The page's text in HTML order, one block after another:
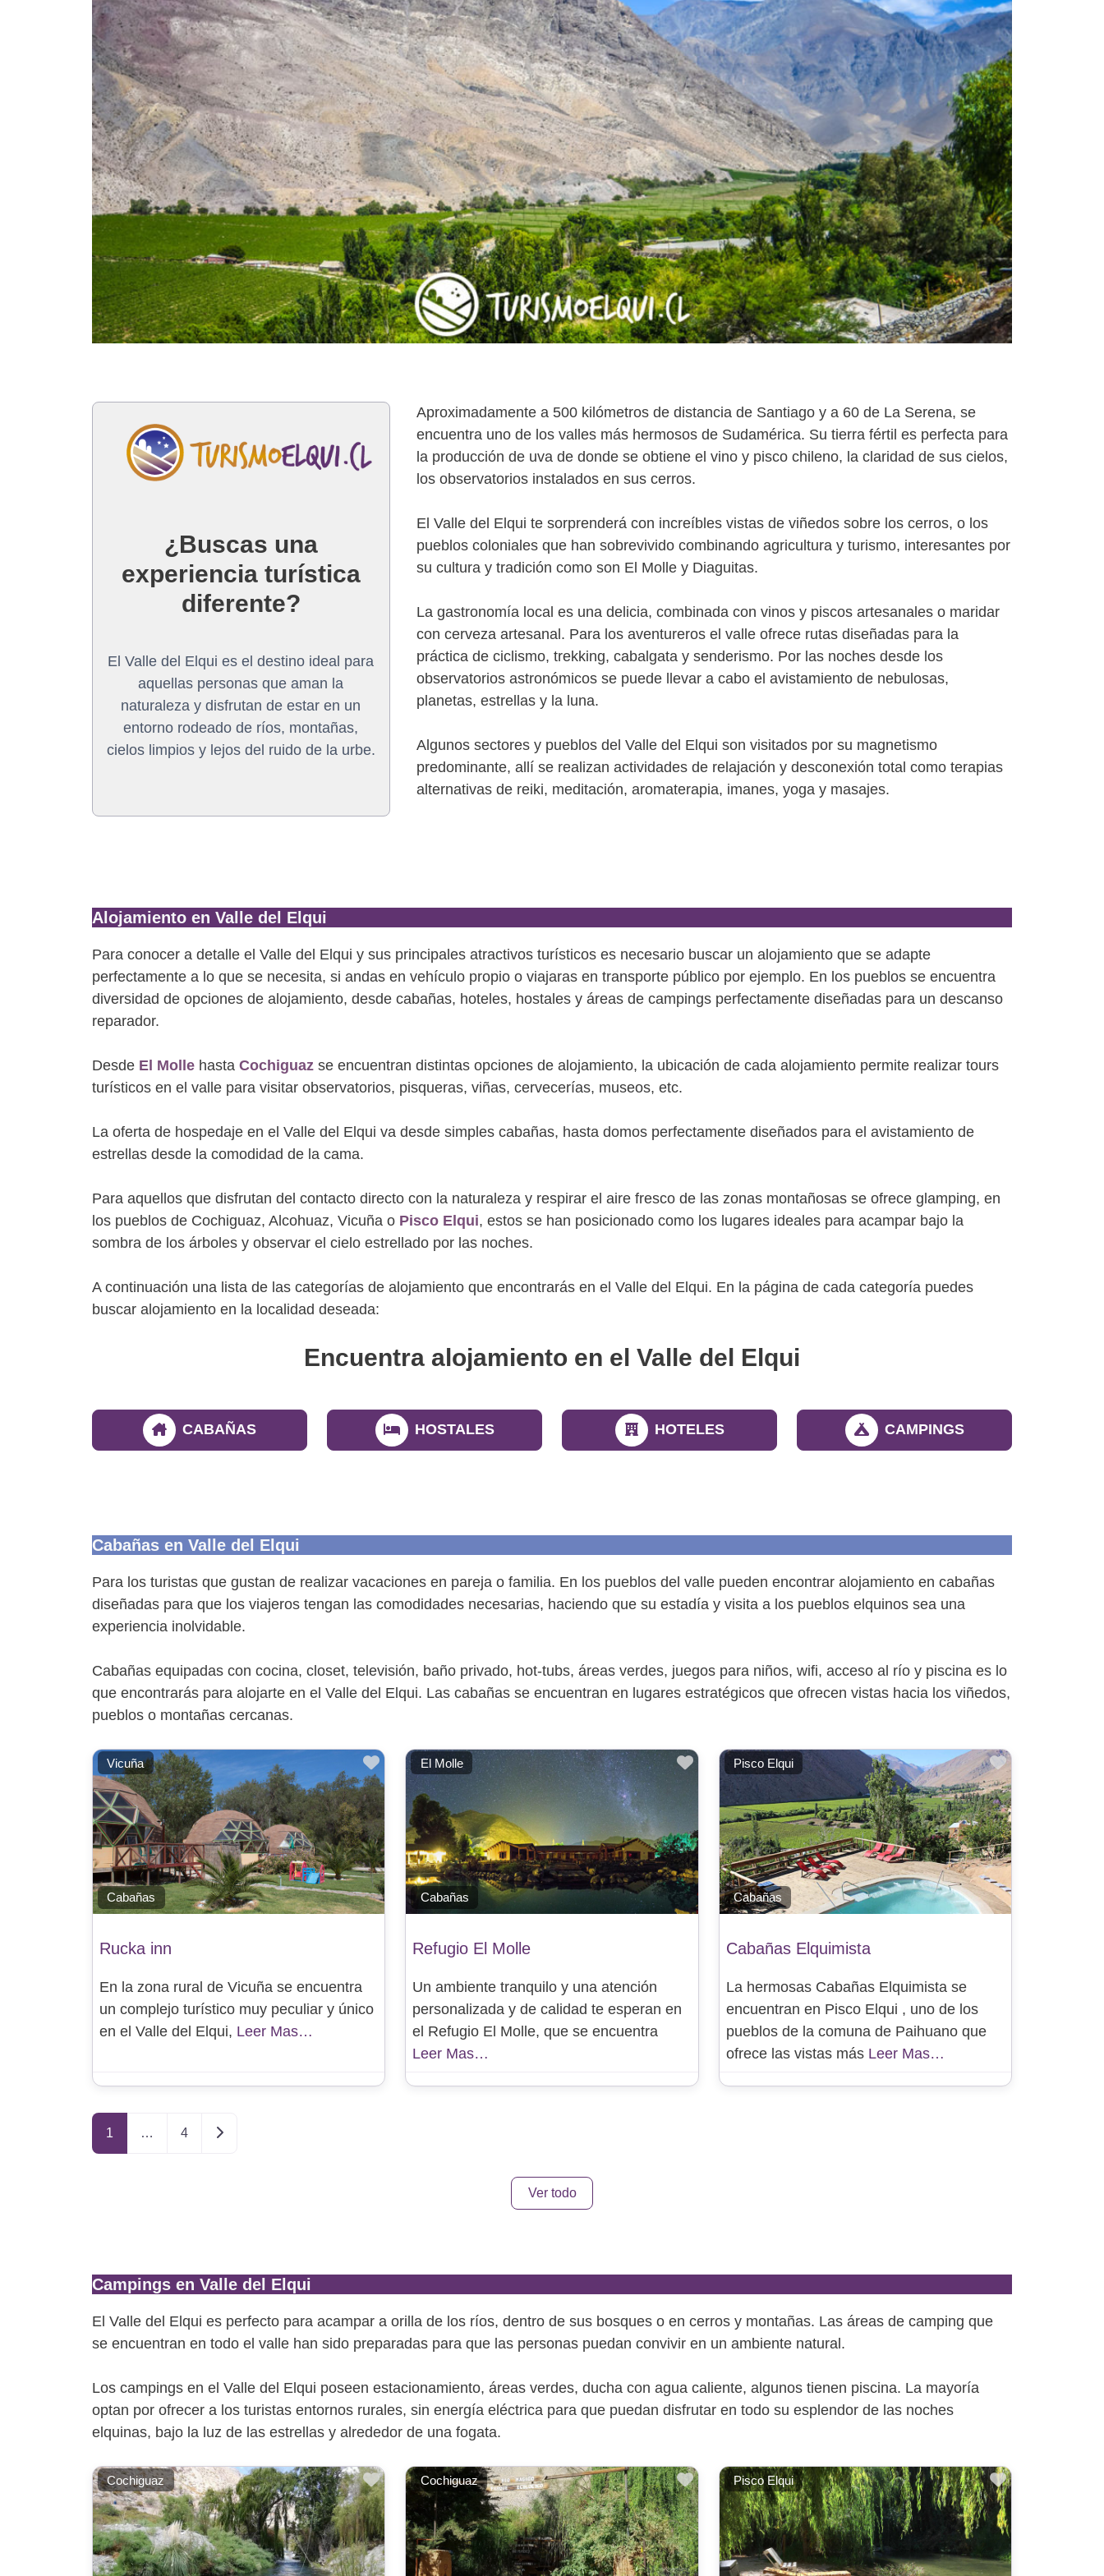
¿Buscas una
experiencia turística
diferente?
El Valle del Elqui es el destino ideal para
aquellas personas que aman la
naturaleza y disfrutan de estar en un
entorno rodeado de ríos, montañas,
cielos limpios y lejos del ruido de la urbe.
Aproximadamente a 500 kilómetros de distancia de Santiago y a 60 de La Serena, se
encuentra uno de los valles más hermosos de Sudamérica. Su tierra fértil es perfecta para
la producción de uva de donde se obtiene el vino y pisco chileno, la claridad de sus cielos,
los observatorios instalados en sus cerros.
El Valle del Elqui te sorprenderá con increíbles vistas de viñedos sobre los cerros, o los
pueblos coloniales que han sobrevivido combinando agricultura y turismo, interesantes por
su cultura y tradición como son El Molle y Diaguitas.
La gastronomía local es una delicia, combinada con vinos y piscos artesanales o maridar
con cerveza artesanal. Para los aventureros el valle ofrece rutas diseñadas para la
práctica de ciclismo, trekking, cabalgata y senderismo. Por las noches desde los
observatorios astronómicos se puede llevar a cabo el avistamiento de nebulosas,
planetas, estrellas y la luna.
Algunos sectores y pueblos del Valle del Elqui son visitados por su magnetismo
predominante, allí se realizan actividades de relajación y desconexión total como terapias
alternativas de reiki, meditación, aromaterapia, imanes, yoga y masajes.
Alojamiento en Valle del Elqui
Para conocer a detalle el Valle del Elqui y sus principales atractivos turísticos es necesario buscar un alojamiento que se adapte
perfectamente a lo que se necesita, si andas en vehículo propio o viajaras en transporte público por ejemplo. En los pueblos se encuentra
diversidad de opciones de alojamiento, desde cabañas, hoteles, hostales y áreas de campings perfectamente diseñadas para un descanso
reparador.
Desde El Molle hasta Cochiguaz se encuentran distintas opciones de alojamiento, la ubicación de cada alojamiento permite realizar tours
turísticos en el valle para visitar observatorios, pisqueras, viñas, cervecerías, museos, etc.
La oferta de hospedaje en el Valle del Elqui va desde simples cabañas, hasta domos perfectamente diseñados para el avistamiento de
estrellas desde la comodidad de la cama.
Para aquellos que disfrutan del contacto directo con la naturaleza y respirar el aire fresco de las zonas montañosas se ofrece glamping, en
los pueblos de Cochiguaz, Alcohuaz, Vicuña o Pisco Elqui, estos se han posicionado como los lugares ideales para acampar bajo la
sombra de los árboles y observar el cielo estrellado por las noches.
A continuación una lista de las categorías de alojamiento que encontrarás en el Valle del Elqui. En la página de cada categoría puedes
buscar alojamiento en la localidad deseada:
Encuentra alojamiento en el Valle del Elqui
CABAÑAS HOSTALES HOTELES CAMPINGS
Cabañas en Valle del Elqui
Para los turistas que gustan de realizar vacaciones en pareja o familia. En los pueblos del valle pueden encontrar alojamiento en cabañas
diseñadas para que los viajeros tengan las comodidades necesarias, haciendo que su estadía y visita a los pueblos elquinos sea una
experiencia inolvidable.
Cabañas equipadas con cocina, closet, televisión, baño privado, hot-tubs, áreas verdes, juegos para niños, wifi, acceso al río y piscina es lo
que encontrarás para alojarte en el Valle del Elqui. Las cabañas se encuentran en lugares estratégicos que ofrecen vistas hacia los viñedos,
pueblos o montañas cercanas.
Vicuña
Cabañas
Favorito
Rucka inn
En la zona rural de Vicuña se encuentra
un complejo turístico muy peculiar y único
en el Valle del Elqui, Leer Mas…
El Molle
Cabañas
Favorito
Refugio El Molle
Un ambiente tranquilo y una atención
personalizada y de calidad te esperan en
el Refugio El Molle, que se encuentra
Leer Mas…
Pisco Elqui
Cabañas
Favorito
Cabañas Elquimista
La hermosas Cabañas Elquimista se
encuentran en Pisco Elqui , uno de los
pueblos de la comuna de Paihuano que
ofrece las vistas más Leer Mas…
1 … 4 Entradas anteriores
Ver todo
Campings en Valle del Elqui
El Valle del Elqui es perfecto para acampar a orilla de los ríos, dentro de sus bosques o en cerros y montañas. Las áreas de camping que
se encuentran en todo el valle han sido preparadas para que las personas puedan convivir en un ambiente natural.
Los campings en el Valle del Elqui poseen estacionamiento, áreas verdes, ducha con agua caliente, algunos tienen piscina. La mayoría
optan por ofrecer a los turistas entornos rurales, sin energía eléctrica para que puedan disfrutar en todo su esplendor de las noches
elquinas, bajo la luz de las estrellas y alrededor de una fogata.
Cochiguaz FavoritoCochiguaz FavoritoPisco Elqui Favorito